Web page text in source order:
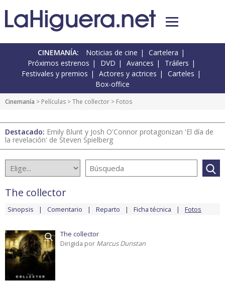
CINEMANÍA: Noticias de cine
Cartelera
Próximos estrenos
DVD Avances
Tráilers
Festivales y premios
Actores y actrices
Carteles
Box-office
Cinemanía > Películas >The collector > Fotos
Destacado: Emily Blunt y Josh O'Connor protagonizan 'El día de
la revelación' de Steven Spielberg
The collector
Sinopsis Comentario Reparto Ficha técnica Fotos
The collector
Dirigida por Marcus Dunstan